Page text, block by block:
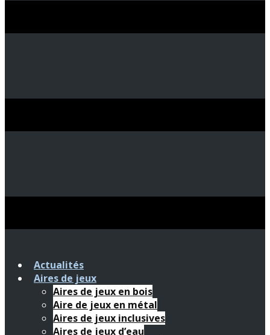
Actualités
Aires de jeux
Aires de jeux en bois
Aire de jeux en métal
Aires de jeux inclusives
Aires de jeux d’eau